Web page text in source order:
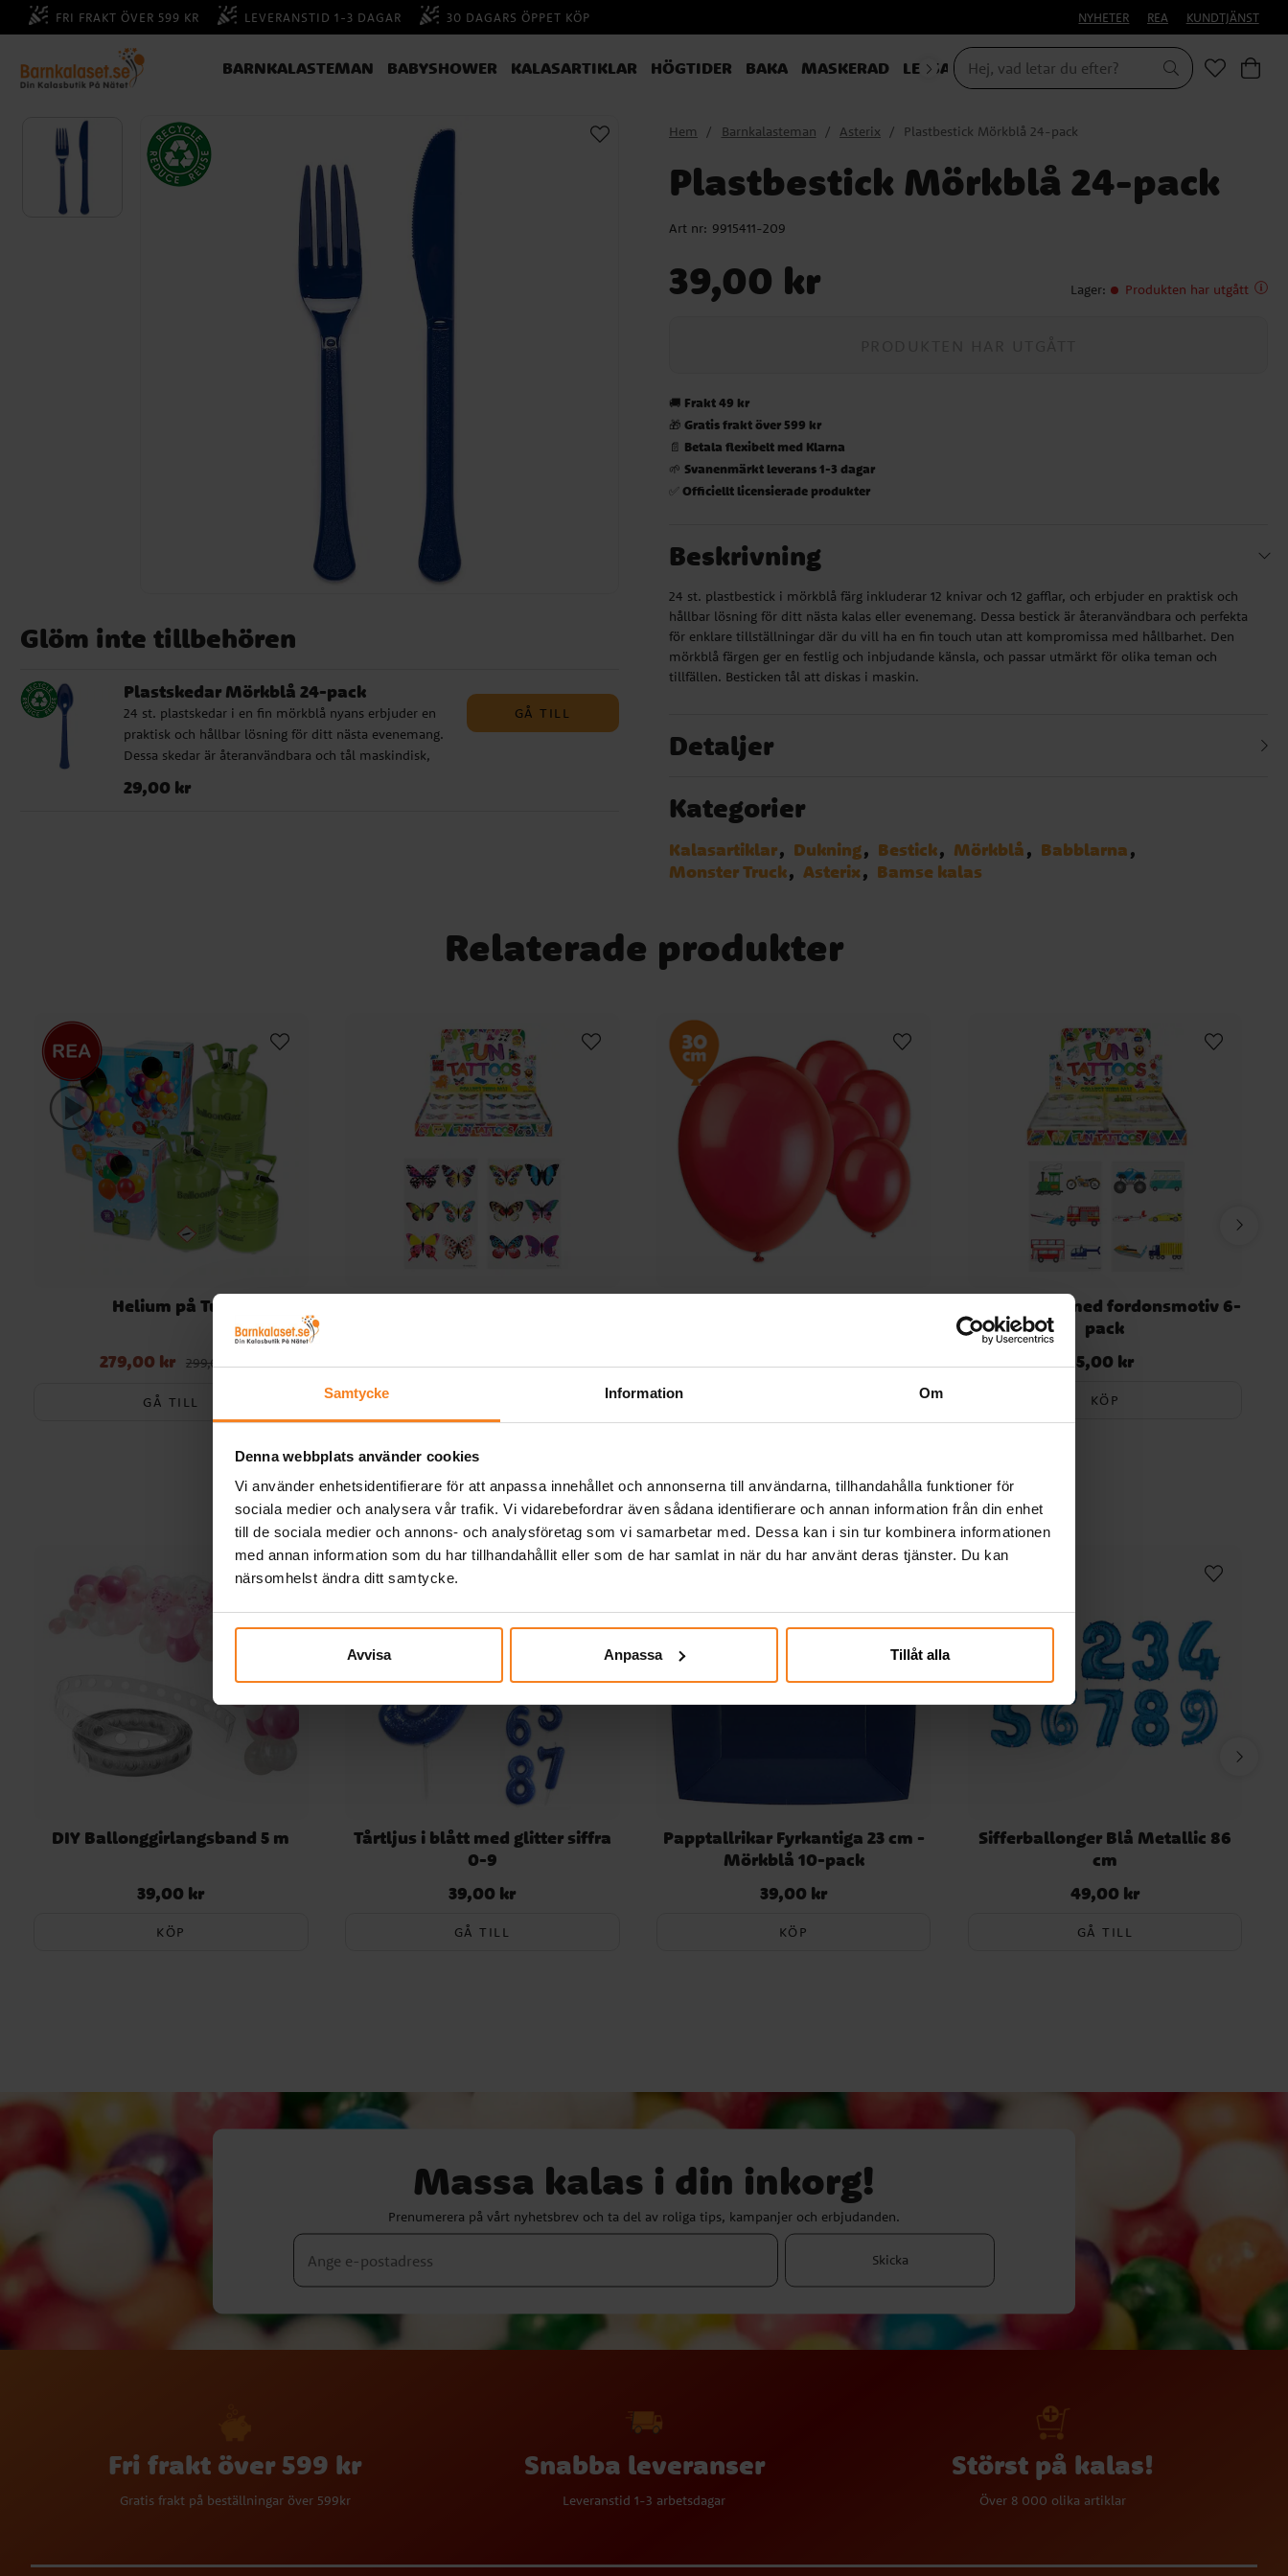
Samtycke Information Om
Denna webbplats använder cookies
Vi använder enhetsidentifierare för att anpassa innehållet och annonserna till användarna, tillhandahålla funktioner för
sociala medier och analysera vår trafik. Vi vidarebefordrar även sådana identifierare och annan information från din enhet
till de sociala medier och annons- och analysföretag som vi samarbetar med. Dessa kan i sin tur kombinera informationen
med annan information som du har tillhandahållit eller som de har samlat in när du har använt deras tjänster. Du kan
närsomhelst ändra ditt samtycke.
Avvisa Anpassa Tillåt alla
FRI FRAKT ÖVER 599 KR LEVERANSTID 1-3 DAGAR 30 DAGARS ÖPPET KÖP NYHETER REA KUNDTJÄNST
BARNKALASTEMAN BABYSHOWER KALASARTIKLAR HÖGTIDER BAKA MASKERAD LEKSAKER & PRESENTER
Glöm inte tillbehören
Plastskedar Mörkblå 24-pack
24 st. plastskedar i en fin mörkblå nyans erbjuder en
praktisk och hållbar lösning för ditt nästa evenemang.
Dessa skedar är återanvändbara och tål maskindisk,
färgen ger en festlig touch och är perfekt för olika
Pris :29,00 kr
29,00 kr
GÅ TILL
Hem Barnkalasteman Asterix Plastbestick Mörkblå 24-pack
Plastbestick Mörkblå 24-pack
Art nr: 9915411-209
39,00 kr Lager: Produkten har utgått
🚚 Frakt 49 kr
🎁Gratis frakt över 599 kr
📄 Betala flexibelt med Klarna
🌱Svanenmärkt leverans 1-3 dagar
✅Officiellt licensierade produkter
Beskrivning
24 st. plastbestick i mörkblå färg inkluderar 12 knivar och 12 gafflar, och erbjuder en praktisk och
hållbar lösning för ditt nästa kalas eller evenemang. Dessa bestick är återanvändbara och perfekta
för enklare tillställningar där du vill ha en fin touch utan att kompromissa med hållbarhet. Den
mörkblå färgen ger en festlig och inbjudande känsla, och passar utmärkt för olika teman och
tillfällen. Besticken tål att diskas i maskin.
Detaljer
Kategorier
Kalasartiklar Dukning Bestick Mörkblå
Babblarna
Monster Truck
Asterix Bamse kalas
Relaterade produkter
Helium på Tub
Nuvarande pris:279,00 krTidigare pris
299,00 kr
279,00 kr 299,00 kr
GÅ TILL
5,00 kr 29,00 kr
Tatueringar med fordonsmotiv 6-
pack
Pris:5,00 kr
5,00 kr
KÖP
Andra köpte även
DIY Ballonggirlangsband 5 m
Pris:39,00 kr
39,00 kr
KÖP
Tårtljus i blått med glitter siffra
0-9
Pris:39,00 kr
39,00 kr
GÅ TILL
Papptallrikar Fyrkantiga 23 cm -
Mörkblå 10-pack
Pris:39,00 kr
39,00 kr
KÖP
Sifferballonger Blå Metallic 86
cm
Pris:49,00 kr
49,00 kr
GÅ TILL
Massa kalas i din inkorg!
Prenumerera på vårt nyhetsbrev och ta del av roliga tips, kampanjer och erbjudanden.
Skicka
Fri frakt över 599 kr
Gratis frakt på beställningar över 599kr
Snabba leveranser
Leveranstid 1-3 arbetsdagar
Störst på kalas!
Över 8 000 olika artiklar